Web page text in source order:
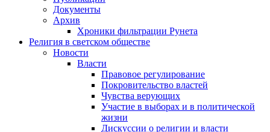
Документы
Архив
Хроники фильтрации Рунета
Религия в светском обществе
Новости
Власти
Правовое регулирование
Покровительство властей
Чувства верующих
Участие в выборах и в политической
жизни
Дискуссии о религии и власти